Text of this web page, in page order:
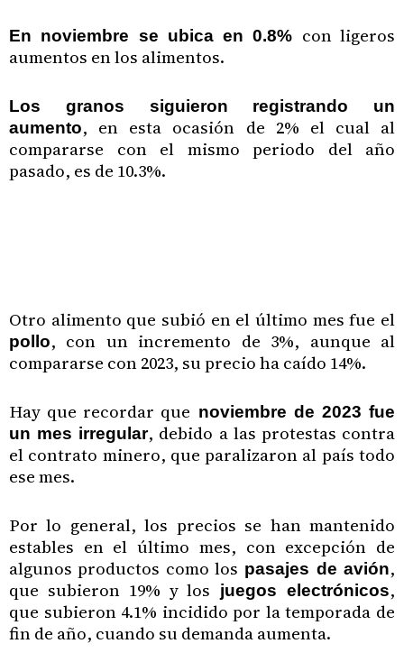
En noviembre se ubica en 0.8% con ligeros
aumentos en los alimentos.
Los granos siguieron registrando un
aumento, en esta ocasión de 2% el cual al
compararse con el mismo periodo del año
pasado, es de 10.3%.
Otro alimento que subió en el último mes fue el
pollo, con un incremento de 3%, aunque al
compararse con 2023, su precio ha caído 14%.
Hay que recordar que noviembre de 2023 fue
un mes irregular, debido a las protestas contra
el contrato minero, que paralizaron al país todo
ese mes.
Por lo general, los precios se han mantenido
estables en el último mes, con excepción de
algunos productos como los pasajes de avión,
que subieron 19% y los juegos electrónicos,
que subieron 4.1% incidido por la temporada de
fin de año, cuando su demanda aumenta.